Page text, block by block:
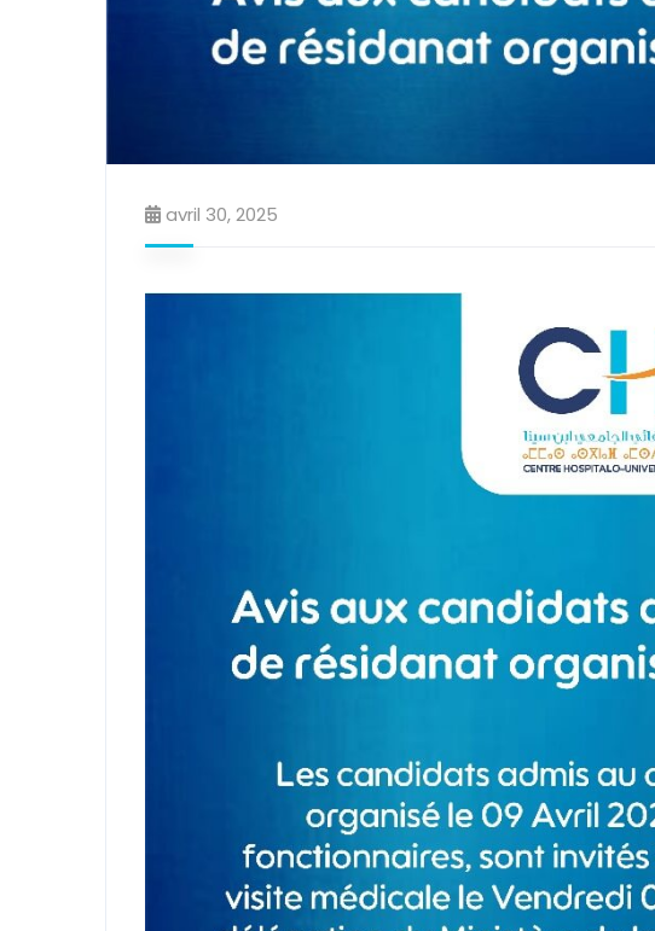
avril 30, 2025